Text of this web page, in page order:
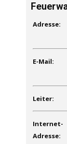
Adresse:
E-Mail:
Leiter:
Internet-
Adresse: